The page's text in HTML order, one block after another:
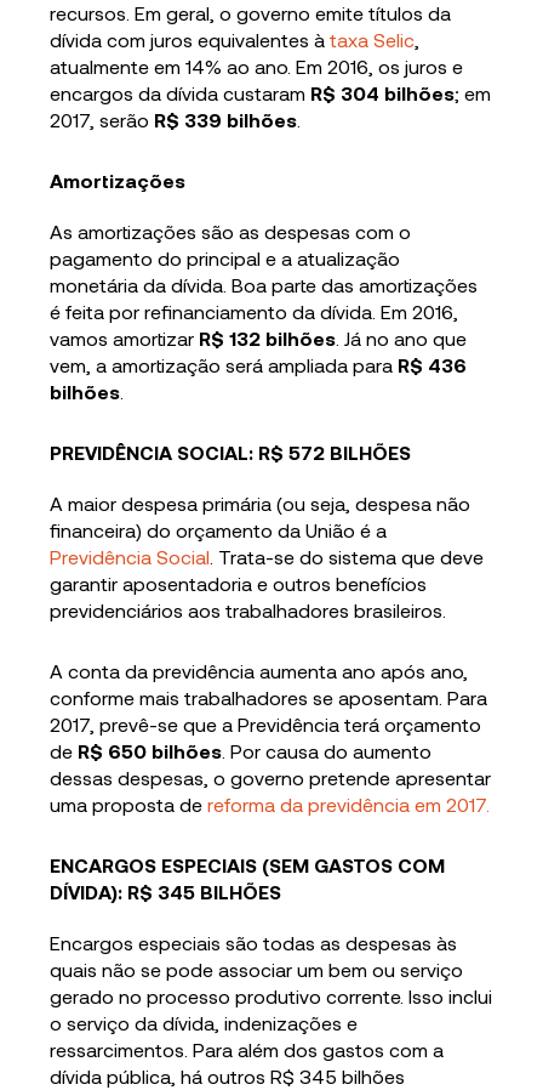
recursos. Em geral, o governo emite títulos da
dívida com juros equivalentes àtaxa Selic
atualmente em 14% ao ano. Em 2016, os juros e
encargos da dívida custaram R$ 304 bilhões; em
2017, serão R$ 339 bilhões
Amortizações
As amortizações são as despesas com o
pagamento do principal e a atualização
monetária da dívida. Boa parte das amortizações
é feita por refinanciamento da dívida. Em 2016,
vamos amortizar R$ 132 bilhões . Já no ano que
vem, a amortização será ampliada para R$ 436
bilhões
PREVIDÊNCIA SOCIAL: R$ 572 BILHÕES
A maior despesa primária (ou seja, despesa não
financeira) do orçamento da União é a
Previdência Social . Trata-se do sistema que deve
garantir aposentadoria e outros benefícios
previdenciários aos trabalhadores brasileiros.
A conta da previdência aumenta ano após ano,
conforme mais trabalhadores se aposentam. Para
2017, prevê-se que a Previdência terá orçamento
de R$ 650 bilhões . Por causa do aumento
dessas despesas, o governo pretende apresentar
uma proposta dereforma da previdência em 2017.
ENCARGOS ESPECIAIS (SEM GASTOS COM
DÍVIDA): R$ 345 BILHÕES
Encargos especiais são todas as despesas às
quais não se pode associar um bem ou serviço
gerado no processo produtivo corrente. Isso inclui
o serviço da dívida, indenizações e
ressarcimentos. Para além dos gastos com a
dívida pública, há outros R$ 345 bilhões